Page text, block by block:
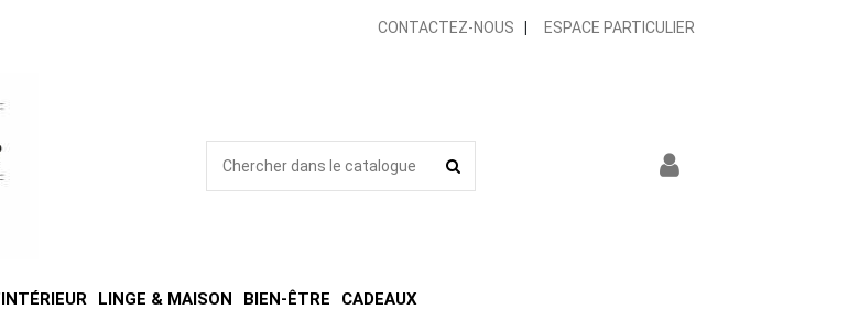
CONTACTEZ-NOUS ESPACE PARTICULIER
LINGE & MAISON BIEN-ÊTRE CADEAUX